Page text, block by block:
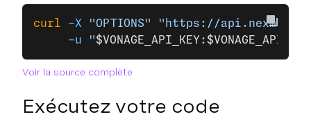
curl -X "OPTIONS"
"https://
     -u
"$VONAGE_API_KEY :
Voir la source complète
Exécutez votre code